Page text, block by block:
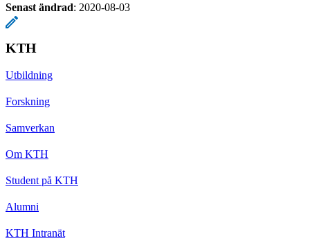
Senast ändrad: 2020-08-03
KTH
Utbildning
Forskning
Samverkan
Om KTH
Student på KTH
Alumni
KTH Intranät